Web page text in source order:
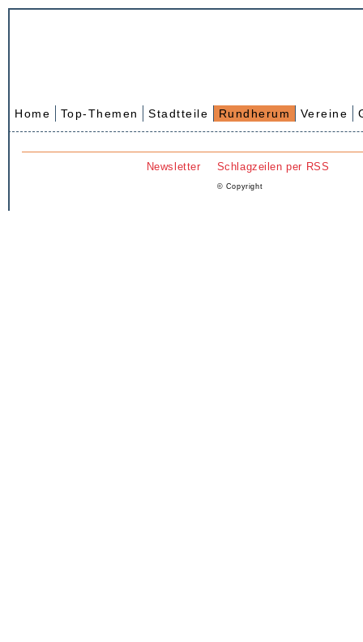
Home Top-Themen Stadtteile Rundherum Vereine
Newsletter Schlagzeilen per RSS
© Copyright